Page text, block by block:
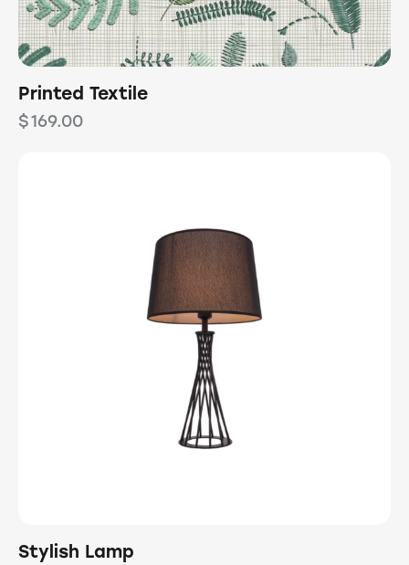
Printed Textile
$169.00
Stylish Lamp